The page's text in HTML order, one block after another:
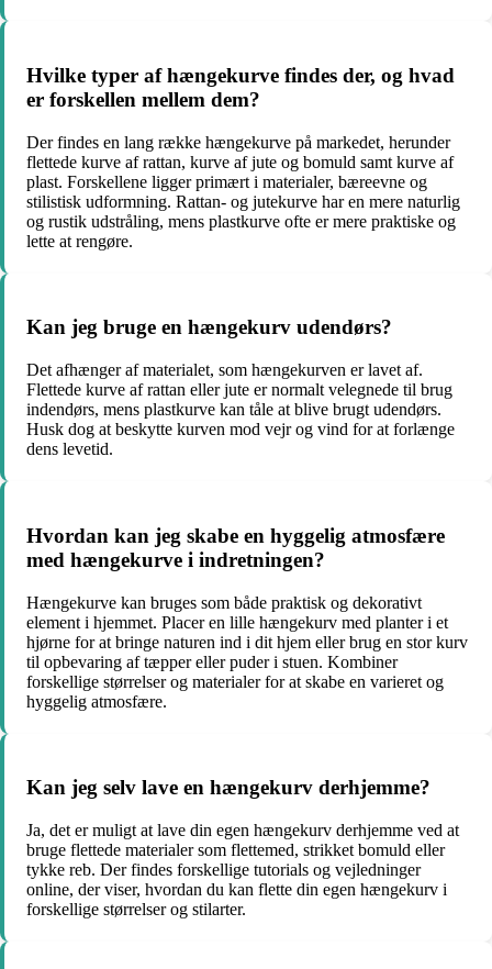
Hvilke typer af hængekurve findes der, og hvad
er forskellen mellem dem?
Der findes en lang række hængekurve på markedet, herunder
flettede kurve af rattan, kurve af jute og bomuld samt kurve af
plast. Forskellene ligger primært i materialer, bæreevne og
stilistisk udformning. Rattan- og jutekurve har en mere naturlig
og rustik udstråling, mens plastkurve ofte er mere praktiske og
lette at rengøre.
Kan jeg bruge en hængekurv udendørs?
Det afhænger af materialet, som hængekurven er lavet af.
Flettede kurve af rattan eller jute er normalt velegnede til brug
indendørs, mens plastkurve kan tåle at blive brugt udendørs.
Husk dog at beskytte kurven mod vejr og vind for at forlænge
dens levetid.
Hvordan kan jeg skabe en hyggelig atmosfære
med hængekurve i indretningen?
Hængekurve kan bruges som både praktisk og dekorativt
element i hjemmet. Placer en lille hængekurv med planter i et
hjørne for at bringe naturen ind i dit hjem eller brug en stor kurv
til opbevaring af tæpper eller puder i stuen. Kombiner
forskellige størrelser og materialer for at skabe en varieret og
hyggelig atmosfære.
Kan jeg selv lave en hængekurv derhjemme?
Ja, det er muligt at lave din egen hængekurv derhjemme ved at
bruge flettede materialer som flettemed, strikket bomuld eller
tykke reb. Der findes forskellige tutorials og vejledninger
online, der viser, hvordan du kan flette din egen hængekurv i
forskellige størrelser og stilarter.